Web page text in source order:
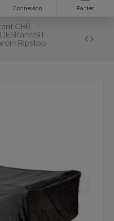
Connexion Panier
CHR
DESKandSIT -
Ripstop